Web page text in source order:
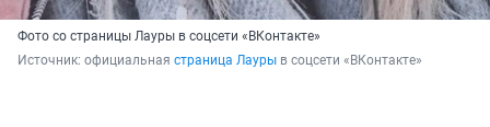
Фото со страницы Лауры в соцсети «ВКонтакте»
Источник: официальная страница Лауры в соцсети «ВКонтакте»